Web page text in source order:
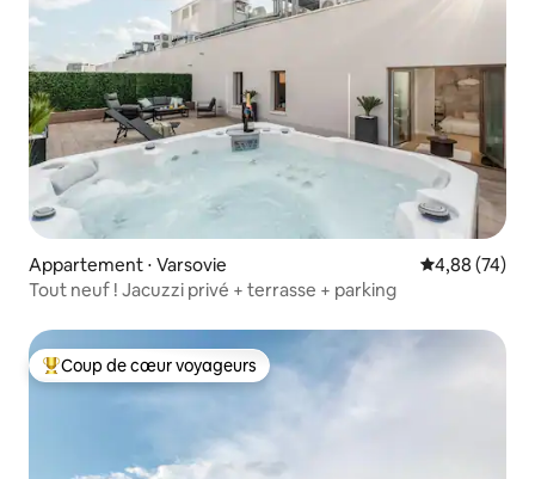
Appartement ⋅ Varsovie Évaluation
4,88 (74)
Tout neuf ! Jacuzzi privé + terrasse + parking
Coups de cœur voyageurs les plus appréciés
Coup de cœur voyageurs